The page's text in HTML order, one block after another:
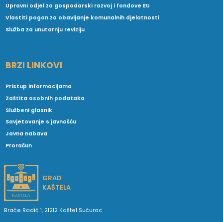
Upravni odjel za gospodarski razvoj i fondove EU
Vlastiti pogon za obavljanje komunalnih djelatnosti
Služba za unutarnju reviziju
BRZI LINKOVI
Pristup informacijama
Zaštita osobnih podataka
Službeni glasnik
Savjetovanje s javnošću
Javna nabava
Proračun
GRAD
KAŠTELA
Braće Radić 1, 21212 Kaštel Sućurac